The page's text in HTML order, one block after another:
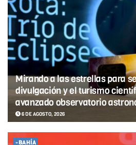
Mirando a las estrellas para
divulgación y el turismo
avanzado observatorio
6 DE AGOSTO, 2026
-BAHÍA